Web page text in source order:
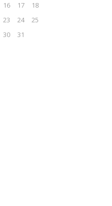
16 17
18
23 24
25
30
31